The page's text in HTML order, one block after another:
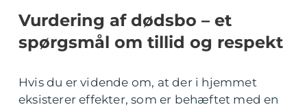
Vurdering af dødsbo – et
spørgsmål om tillid og respekt
Hvis du er vidende om, at der i hjemmet
eksisterer effekter, som er behæftet med en